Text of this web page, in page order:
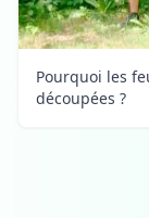
Pourquoi les
découpées ?